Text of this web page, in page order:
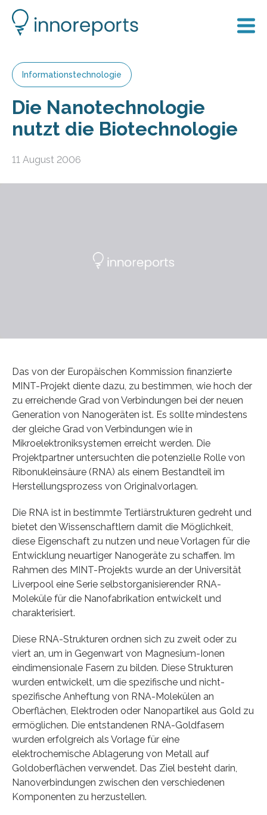
Informationstechnologie
Die Nanotechnologie
nutzt die Biotechnologie
11 August 2006
Das von der Europäischen Kommission finanzierte
MINT-Projekt diente dazu, zu bestimmen, wie hoch der
zu erreichende Grad von Verbindungen bei der neuen
Generation von Nanogeräten ist. Es sollte mindestens
der gleiche Grad von Verbindungen wie in
Mikroelektroniksystemen erreicht werden. Die
Projektpartner untersuchten die potenzielle Rolle von
Ribonukleinsäure (RNA) als einem Bestandteil im
Herstellungsprozess von Originalvorlagen.
Die RNA ist in bestimmte Tertiärstrukturen gedreht und
bietet den Wissenschaftlern damit die Möglichkeit,
diese Eigenschaft zu nutzen und neue Vorlagen für die
Entwicklung neuartiger Nanogeräte zu schaffen. Im
Rahmen des MINT-Projekts wurde an der Universität
Liverpool eine Serie selbstorganisierender RNA-
Moleküle für die Nanofabrikation entwickelt und
charakterisiert.
Diese RNA-Strukturen ordnen sich zu zweit oder zu
viert an, um in Gegenwart von Magnesium-Ionen
eindimensionale Fasern zu bilden. Diese Strukturen
wurden entwickelt, um die spezifische und nicht-
spezifische Anheftung von RNA-Molekülen an
Oberflächen, Elektroden oder Nanopartikel aus Gold zu
ermöglichen. Die entstandenen RNA-Goldfasern
wurden erfolgreich als Vorlage für eine
elektrochemische Ablagerung von Metall auf
Goldoberflächen verwendet. Das Ziel besteht darin,
Nanoverbindungen zwischen den verschiedenen
Komponenten zu herzustellen.